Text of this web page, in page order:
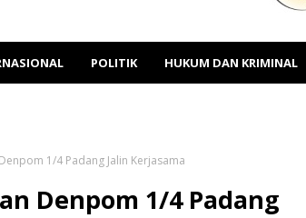
POLITIK HUKUM DAN KRIMINAL
1/4 Padang Jalin Kerjasama
Denpom 1/4 Padang